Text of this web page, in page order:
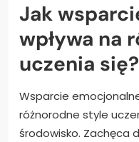
Jak
wpływa na
uczenia się?
Wsparcie
różnorodne style
środowisko. Zachęca